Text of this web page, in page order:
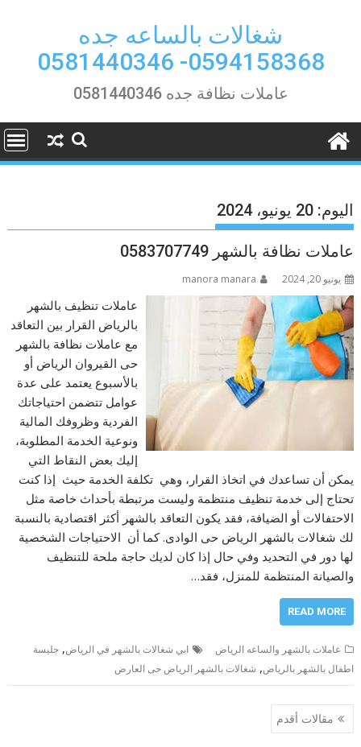
شغالات بالساعه جده
0594158368- 0581440346
عاملات نظافة جده 0581440346
اليوم:20 يونيو، 2024
عاملات نظافة بالشهر 0583707749
يونيو 20, 2024 manora manara
عاملات تنظيف بالشهر
بالرياض القرار بين التعاقد
مع عاملات نظافة بالشهر
حى القيروان الرياض أو
بالأسبوع يعتمد على عدة
عوامل تتضمن احتياجاتك
الفردية وظروفك المالية
ونوعية الخدمة المطلوبة،
إليك بعض النقاط التي
يمكن أن تساعدك في اتخاذ القرار، وهي تكلفة الخدمة حيث إذا كنت
تحتاج إلى خدمة تنظيف منتظمة وليست مرتبطة بأحداث خاصة مثل
الاحتفالات أو الضيافة، فقد يكون التعاقد بالشهر أكثر اقتصادية بالنسبة
لك شغالات بالشهر الرياض حى الوادى. كما أن الاحتياجات الشخصية
لها دور في التحديد وفي حال إذا كان لديك حاجة ملحة للتنظيف
والصيانة المنتظمة للمنزل، فقد…
READ MORE
عاملات بالشهر والساعه الرياض ابي شغالات بالشهر في الرياض,جليسة
اطفال بالشهر بالرياض, شغالات بالشهر الرياض حى العارض
تصفّح
المقالات
مقالات أقدم